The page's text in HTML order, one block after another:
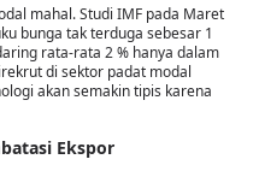
mahal. Studi IMF pada Maret
bunga tak terduga sebesar 1
rata-rata 2 % hanya dalam
di sektor padat modal
akan semakin tipis karena
Ekspor